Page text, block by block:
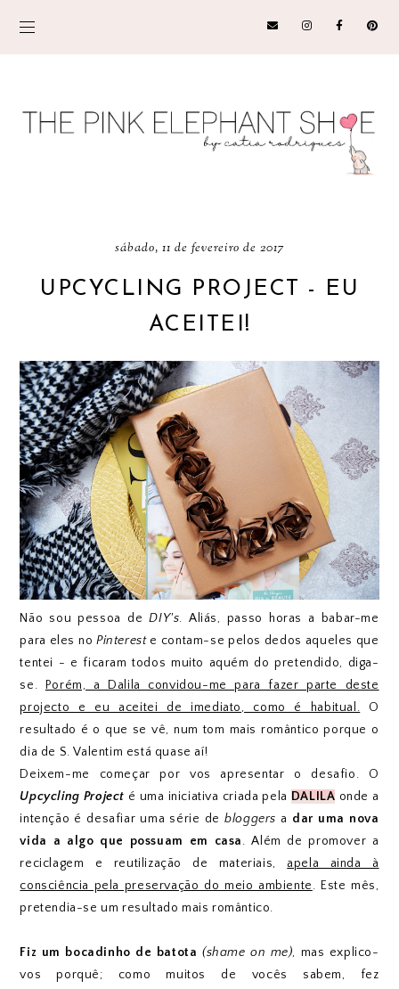
sábado, 11 de fevereiro de 2017
UPCYCLING PROJECT - EU
ACEITEI!
Não sou pessoa deDIY's. Aliás, passo horas a babar-me
para eles no Pintereste contam-se pelos dedos aqueles que
tentei - e ficaram todos muito aquém do pretendido, diga-
se.
Porém, a Dalila convidou-me para fazer parte deste
projecto e eu aceitei de imediato, como é habitual. O
resultado é o que se vê, num tom mais romântico porque o
dia de S. Valentim está quase aí!
Deixem-me começar por vos apresentar o desafio. O
Upcycling Project é uma iniciativa criada pela DALILA onde a
intenção é desafiar uma série debloggers a dar uma nova
vida a algo que possuam em casa. Além de promover a
reciclagem e reutilização de materiais, apela ainda à
consciência pela preservação do meio ambiente. Este mês,
pretendia-se um resultado mais romântico.
Fiz um bocadinho de batota (shame on me), mas explico-
vos porquê; como muitos de vocês sabem, fez